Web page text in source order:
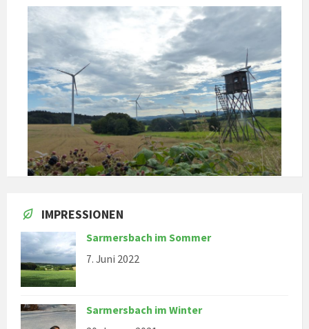
IMPRESSIONEN
Sarmersbach im Sommer
7. Juni 2022
Sarmersbach im Winter